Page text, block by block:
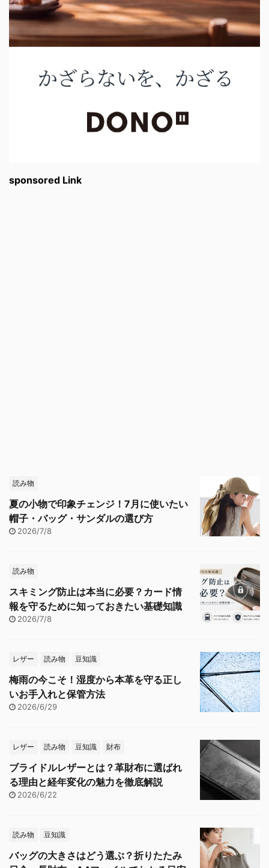
sponsored Link
読み物
夏の小物で印象チェンジ！7月に使いたい
帽子・バッグ・サンダルの選び方
2026/7/8
読み物
スキミング防止は本当に必要？カード情
報を守るために知っておきたい基礎知識
2026/7/8
レザー 読み物 豆知識
梅雨の今こそ！湿度から本革を守る正し
いお手入れと保管方法
2026/6/29
レザー 読み物 豆知識 財布
ブライドルレザーとは？革財布に選ばれ
る理由と経年変化の魅力を徹底解説
2026/6/22
読み物 豆知識
バッグの大きさはどう選ぶ？折りたたみ